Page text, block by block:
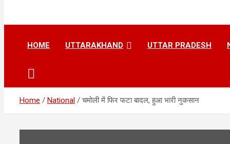
HOME UTTARAKHAND UTTAR PRADESH
Home National चमोली में फिर फटा बादल, हुआ भारी नुकसान